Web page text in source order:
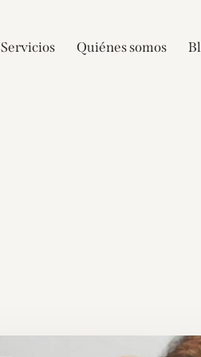
Servicios Quiénes somos